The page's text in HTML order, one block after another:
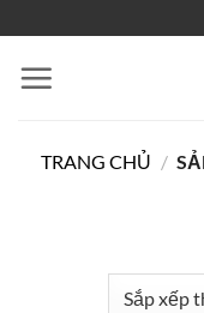
qua
nội
TRANG CHỦ /